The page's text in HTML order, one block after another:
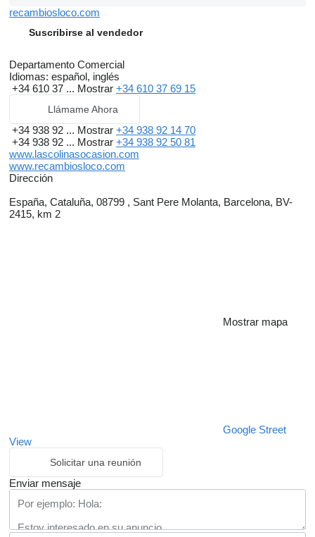
recambiosloco.com
Suscribirse al vendedor
Departamento Comercial
Idiomas: español, inglés
+34 610 37 ... Mostrar +34 610 37 69 15
Llámame Ahora
+34 938 92 ... Mostrar +34 938 92 14 70
+34 938 92 ... Mostrar +34 938 92 50 81
www.lascolinasocasion.com
www.recambiosloco.com
Dirección
España, Cataluña, 08799 , Sant Pere Molanta, Barcelona, BV-
2415, km 2
Mostrar mapa
Google Street
View
Solicitar una reunión
Enviar mensaje